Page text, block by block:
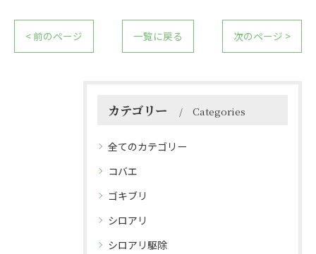
< 前のページ 一覧に戻る 次のページ >
カテゴリー Categories
全てのカテゴリー
コバエ
ゴキブリ
シロアリ
シロアリ駆除